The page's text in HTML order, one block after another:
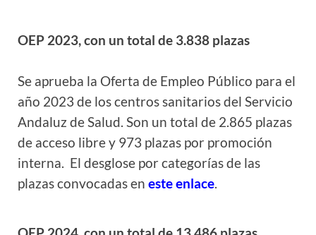
OEP 2023, con un total de 3.838 plazas
Se aprueba la Oferta de Empleo Público para el
año 2023 de los centros sanitarios del Servicio
Andaluz de Salud. Son un total de 2.865 plazas
de acceso libre y 973 plazas por promoción
interna. El desglose por categorías de las
plazas convocadas en este enlace.